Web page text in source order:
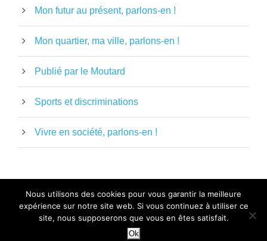
Mon futur au présent, parlons-en !
Mon quartier, ma ville, parlons-en !
Publié par le Moutard
Sports et discriminations
Vivre en société, parlons-en !
MENTIONS LÉGALES -POLITIQUE DE
CONFIDENTIALITÉ- LE MOUTARD
Nous utilisons des cookies pour vous garantir la meilleure
expérience sur notre site web. Si vous continuez à utiliser ce
site, nous supposerons que vous en êtes satisfait.
Ok